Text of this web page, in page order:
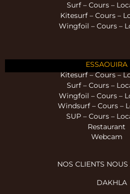
Surf – Cours –
Kitesurf – Cours –
Wingfoil – Cours –
ESSAOUIRA
Kitesurf – Cours –
Surf – Cours –
Wingfoil – Cours –
Windsurf – Cours –
SUP – Cours –
Restaurant
Webcam
NOS CLIENTS
DAKHLA